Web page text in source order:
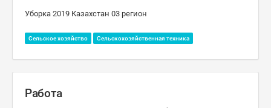
Уборка 2019 Казахстан 03 регион
Сельское хозяйство Сельскохозяйственная техника
Работа